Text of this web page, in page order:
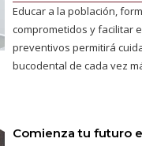
Educar a la población,
comprometidos y facilitar
preventivos permitirá
bucodental de cada vez
Comienza tu futuro